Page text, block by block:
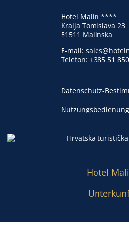
Hotel Malin ****
Kralja Tomislava 23
51511 Malinska
E-mail:
Telefon: +385 51
Datenschutz-
Hotel